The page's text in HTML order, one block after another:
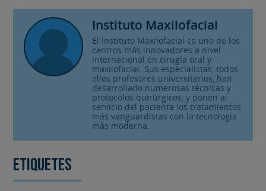
Instituto Maxilofacial
El Instituto Maxilofacial es uno de los
centros más innovadores a nivel
internacional en cirugía oral y
maxilofacial. Sus especialistas, todos
ellos profesores universitarios, han
desarrollado numerosas técnicas y
protocolos quirúrgicos, y ponen al
servicio del paciente los tratamientos
más vanguardistas con la tecnología
más moderna.
Etiquetes